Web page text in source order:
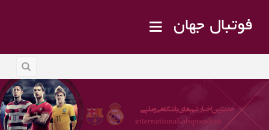
فوتبال جهان